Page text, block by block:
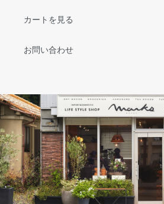
カートを見る
お問い合わせ